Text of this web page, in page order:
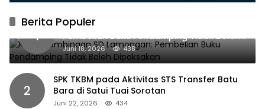
Berita Populer
1
Kabid Pembinaan SD Lamongan:
Pembelian Buku Pendamping Tidak Boleh
Dipaksakan
Juni 18, 2026 438
2
SPK TKBM pada Aktivitas STS Transfer Batu
Bara di Satui Tuai Sorotan
Juni 22, 2026 434